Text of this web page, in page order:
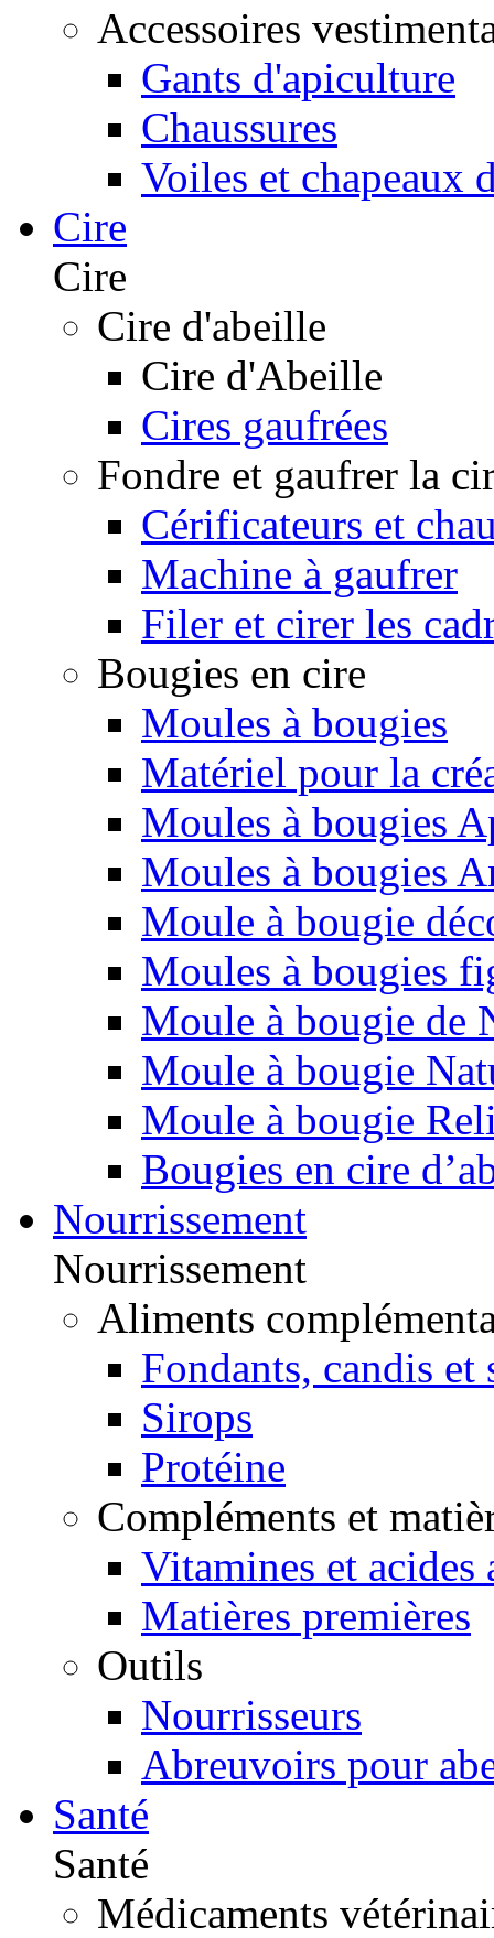
Accessoires
Gants d'apiculture
Chaussures
Voiles et chapeaux
Cire
Cire
Cire d'abeille
Cire d'Abeille
Cires gaufrées
Fondre et gaufrer la
Cérificateurs et
Machine à gaufrer
Filer et cirer les
Bougies en cire
Moules à bougies
Matériel pour la
Moules à bougies
Moules à bougies
Moule à bougie
Moules à bougies
Moule à bougie de
Moule à bougie
Moule à bougie
Bougies en cire
Nourrissement
Nourrissement
Aliments
Fondants, candis et
Sirops
Protéine
Compléments et
Vitamines et acides
Matières premières
Outils
Nourrisseurs
Abreuvoirs pour
Santé
Santé
Médicaments